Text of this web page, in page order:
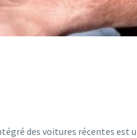
des voitures récentes est